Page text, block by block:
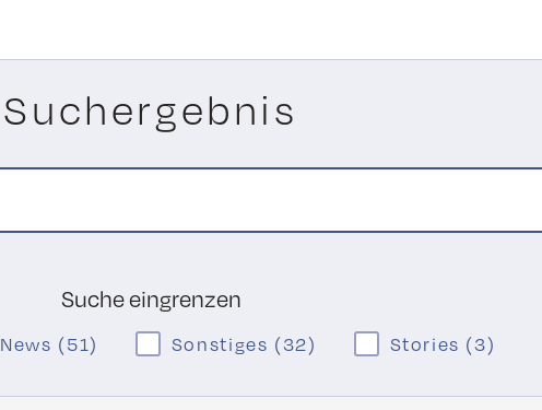
Suchergebnis
Suche eingrenzen
News (51) Sonstiges (32) Stories (3)